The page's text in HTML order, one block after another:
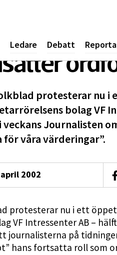
Ledare Debatt
protesterar nu i
bolag VF
veckans Journalisten
våra värderingar”.
2002
protesterar nu i ett
VF Intressenter AB –
journalisterna på
hans fortsatta roll som